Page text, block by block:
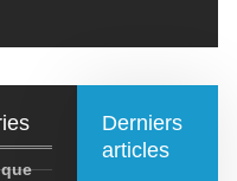
Derniers
articles